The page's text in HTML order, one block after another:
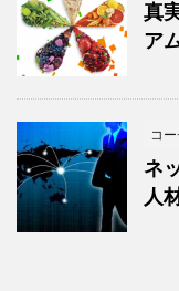
真
ア
コ
ネ
人